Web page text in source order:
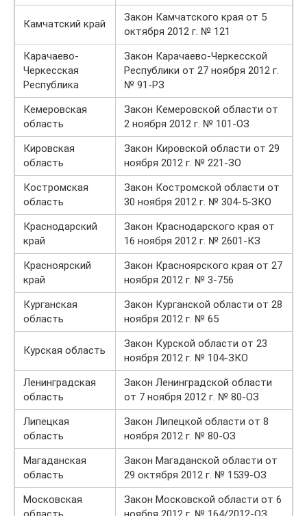
Камчатский край
Закон Камчатского края от 5
октября 2012 г. № 121
Карачаево-
Черкесская
Республика
Закон Карачаево-Черкесской
Республики от 27 ноября 2012 г.
№ 91-РЗ
Кемеровская
область
Закон Кемеровской области от
2 ноября 2012 г. № 101-ОЗ
Кировская
область
Закон Кировской области от 29
ноября 2012 г. № 221-ЗО
Костромская
область
Закон Костромской области от
30 ноября 2012 г. № 304-5-ЗКО
Краснодарский
край
Закон Краснодарского края от
16 ноября 2012 г. № 2601-КЗ
Красноярский
край
Закон Красноярского края от 27
ноября 2012 г. № 3-756
Курганская
область
Закон Курганской области от 28
ноября 2012 г. № 65
Курская область
Закон Курской области от 23
ноября 2012 г. № 104-ЗКО
Ленинградская
область
Закон Ленинградской области
от 7 ноября 2012 г. № 80-ОЗ
Липецкая
область
Закон Липецкой области от 8
ноября 2012 г. № 80-ОЗ
Магаданская
область
Закон Магаданской области от
29 октября 2012 г. № 1539-ОЗ
Московская
Закон Московской области от 6